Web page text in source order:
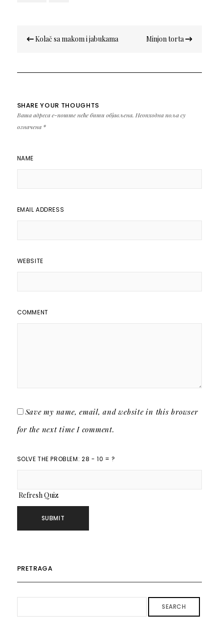
Кретање
чланка
Kolač sa makom i jabukama Minjon torta
SHARE YOUR THOUGHTS
Ваша адреса е-поште неће бити објављена. Неопходна поља су
означена *
NAME
EMAIL ADDRESS
WEBSITE
COMMENT
Save my name, email, and website in this browser
for the next time I comment.
SOLVE THE PROBLEM: 28 - 10 = ?
Refresh Quiz
PRETRAGA
SEARCH